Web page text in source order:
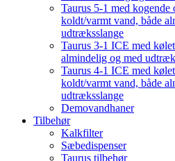
Taurus 5-1 med kogende
koldt/varmt vand, både
udtræksslange
Taurus 3-1 ICE med
almindelig og med
Taurus 4-1 ICE med
koldt/varmt vand, både
udtræksslange
Demovandhaner
Tilbehør
Kalkfilter
Sæbedispenser
Taurus tilbehør